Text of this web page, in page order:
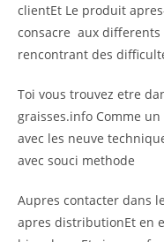
clientEt Le produit
consacre aux differents
rencontrant des
Toi vous trouvez etre
graisses.info Comme
avec les neuve
avec souci methode
Aupres contacter dans
apres distributionEt en